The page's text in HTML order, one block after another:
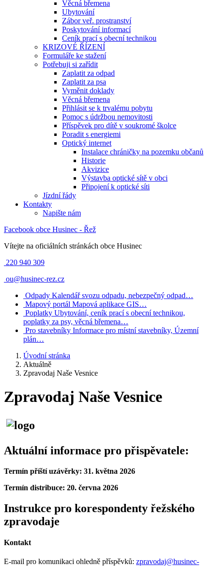
Věcná břemena
Ubytování
Zábor veř. prostranství
Poskytování informací
Ceník prací s obecní technikou
KRIZOVÉ ŘÍZENÍ
Formuláře ke stažení
Potřebuji si zařídit
Zaplatit za odpad
Zaplatit za psa
Vyměnit doklady
Věcná břemena
Přihlásit se k trvalému pobytu
Pomoc s údržbou nemovitosti
Příspěvek pro dítě v soukromé školce
Poradit s energiemi
Optický internet
Instalace chráničky na pozemku občanů
Historie
Akvizice
Výstavba optické sítě v obci
Připojení k optické síti
Jízdní řády
Kontakty
Napište nám
Facebook obce Husinec - Řež
Vítejte na oficiálních stránkách obce Husinec
220 940 309
ou@husinec-rez.cz
Odpady Kalendář svozu odpadu, nebezpečný odpad…
Mapový portál Mapová aplikace GIS…
Poplatky Ubytování, ceník prací s obecní technikou,
poplatky za psy, věcná břemena…
Pro stavebníky Informace pro místní stavebníky, Územní
plán…
Úvodní stránka
Aktuálně
Zpravodaj Naše Vesnice
Zpravodaj Naše Vesnice
Aktuální informace pro přispěvatele:
Termín příští uzávěrky: 31. května 2026
Termín distribuce: 20. června 2026
Instrukce pro korespondenty řežského
zpravodaje
Kontakt
E-mail pro komunikaci ohledně příspěvků: zpravodaj@husinec-